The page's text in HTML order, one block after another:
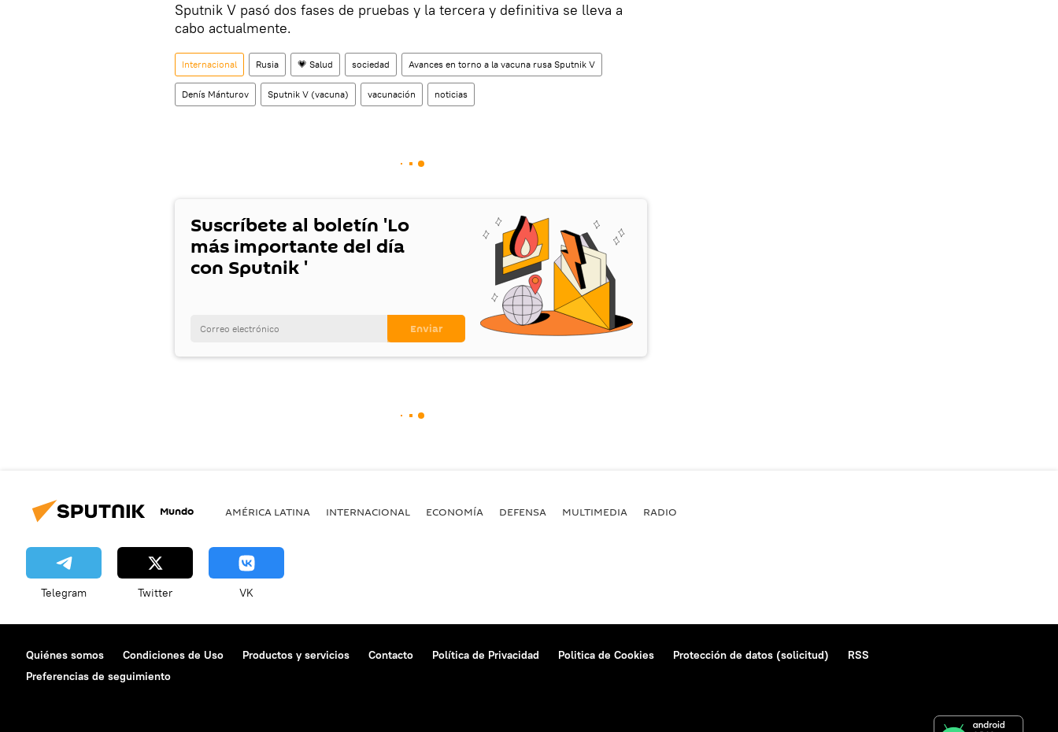
Sputnik V pasó dos fases de pruebas y la tercera y definitiva se lleva a
cabo actualmente.
Internacional Rusia 💗 Salud sociedad Avances en torno a la vacuna rusa Sputnik V
Denís Mánturov Sputnik V (vacuna) vacunación noticias
Suscríbete al boletín 'Lo
más importante del día
con Sputnik '
Mundo AMÉRICA LATINA INTERNACIONAL ECONOMÍA DEFENSA MULTIMEDIA RADIO
Telegram Twitter VK
Quiénes somos Condiciones de Uso Productos y servicios Contacto Política de Privacidad Politica de Cookies Protección de datos (solicitud)
RSS
Preferencias de seguimiento